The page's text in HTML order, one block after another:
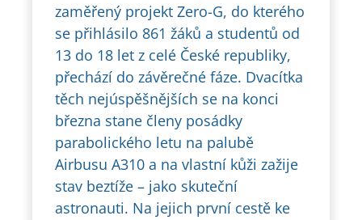
zaměřený projekt Zero-G, do kterého
se přihlásilo 861 žáků a studentů od
13 do 18 let z celé České republiky,
přechází do závěrečné fáze. Dvacítka
těch nejúspěšnějších se na konci
března stane členy posádky
parabolického letu na palubě
Airbusu A310 a na vlastní kůži zažije
stav beztíže – jako skuteční
astronauti. Na jejich první cestě ke